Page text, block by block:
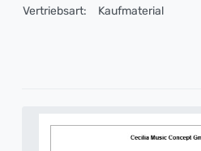
Vertriebsart:
Kaufmaterial